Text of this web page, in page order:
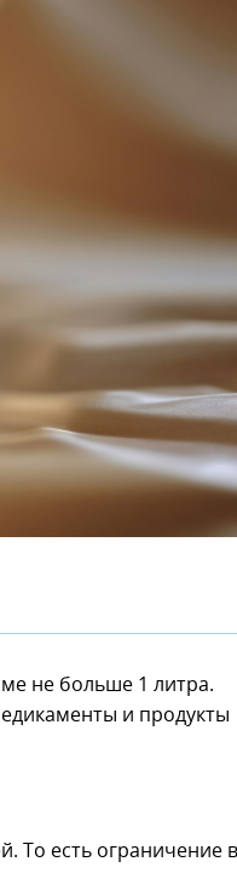
не больше 1 литра.
и продукты
То есть ограничение в